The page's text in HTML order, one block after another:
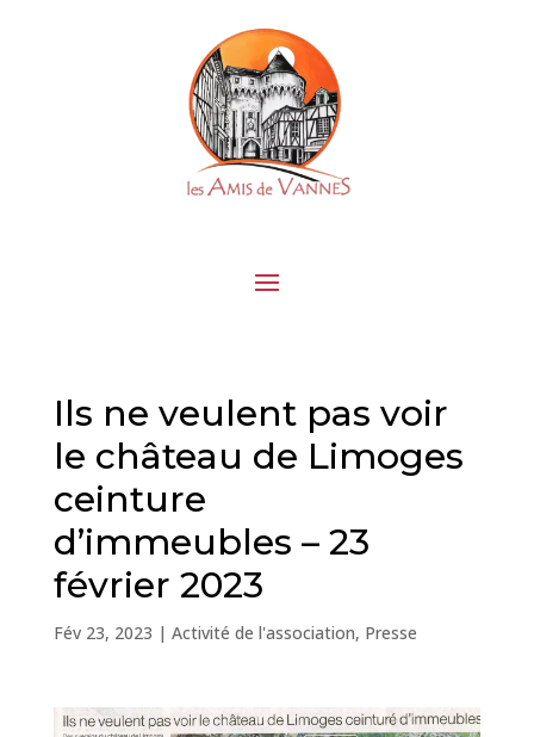
Ils ne veulent pas voir
le château de Limoges
ceinture
d’immeubles – 23
février 2023
Fév 23, 2023 | Activité de l'association, Presse